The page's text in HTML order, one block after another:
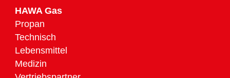
HAWA Gas
Propan
Technisch
Lebensmittel
Medizin